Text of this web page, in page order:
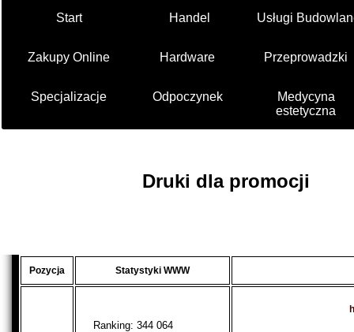
Start Handel Usługi
Zakupy Online Hardware Przeprowadzki
Specjalizacje Odpoczynek
Medycyna
estetyczna
Druki dla promocji
Pozycja Statystyki WWW
Ranking: 344 064